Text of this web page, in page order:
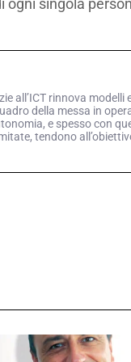
ogni singola
all’ICT rinnova modelli
della messa in
e spesso con
tendono